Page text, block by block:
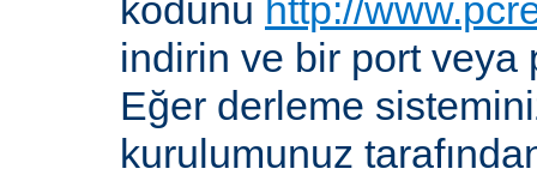
kodunu http://
indirin ve bir port veya
Eğer derleme
kurulumunuz